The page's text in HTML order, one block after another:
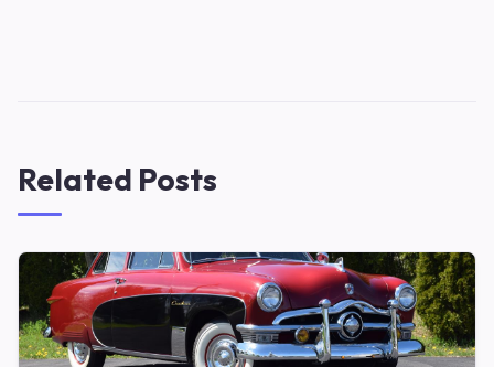
Related Posts